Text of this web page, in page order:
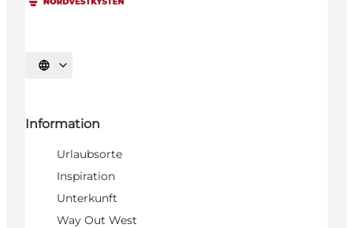
Sprache auswählen
Information
Urlaubsorte
Inspiration
Unterkunft
Way Out West